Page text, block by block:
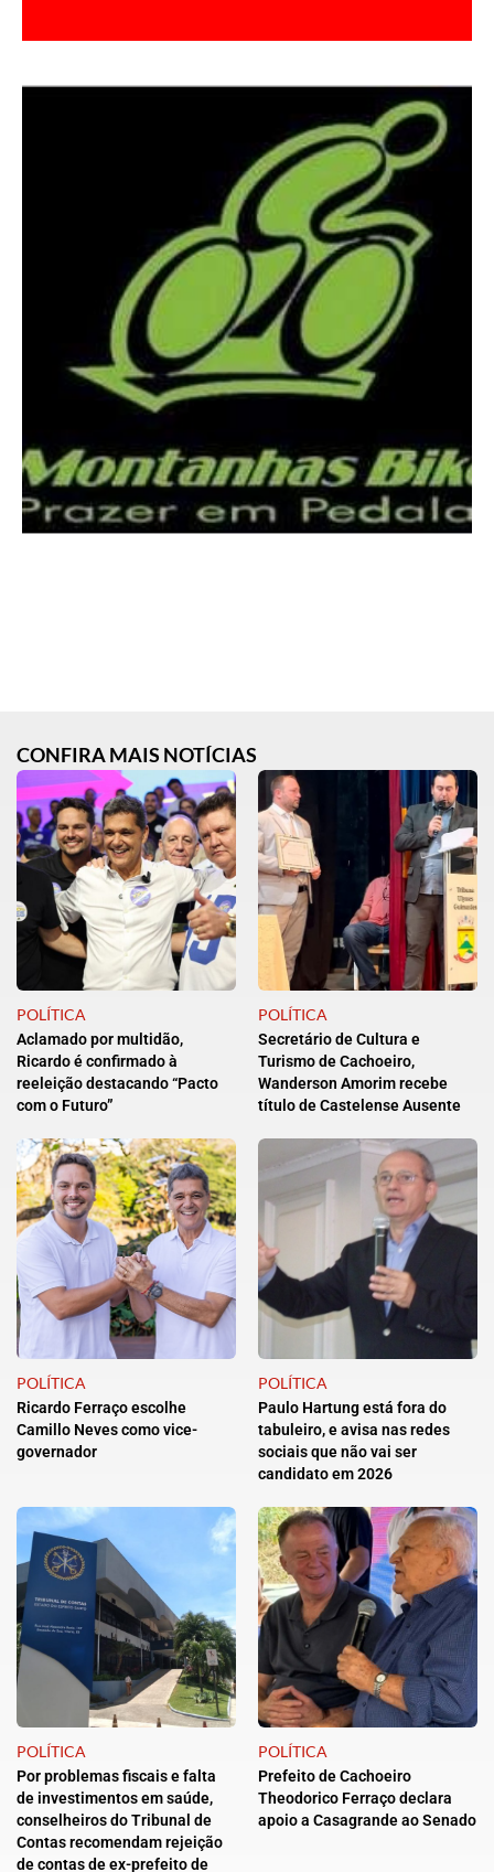
CONFIRA MAIS NOTÍCIAS
POLÍTICA
Aclamado por multidão,
Ricardo é confirmado à
reeleição destacando “Pacto
com o Futuro”
POLÍTICA
Secretário de Cultura e
Turismo de Cachoeiro,
Wanderson Amorim recebe
título de Castelense Ausente
POLÍTICA
Ricardo Ferraço escolhe
Camillo Neves como vice-
governador
POLÍTICA
Paulo Hartung está fora do
tabuleiro, e avisa nas redes
sociais que não vai ser
candidato em 2026
POLÍTICA
Por problemas fiscais e falta
de investimentos em saúde,
conselheiros do Tribunal de
Contas recomendam rejeição
de contas de ex-prefeito de
POLÍTICA
Prefeito de Cachoeiro
Theodorico Ferraço declara
apoio a Casagrande ao Senado